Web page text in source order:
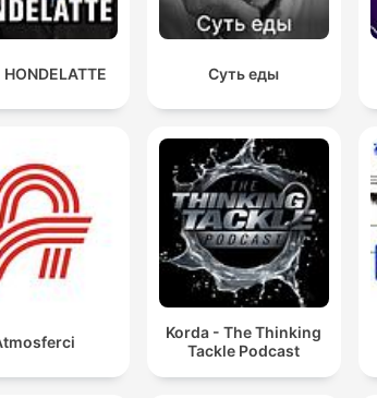
Суть еды
Korda - The Thinking
Tackle Podcast